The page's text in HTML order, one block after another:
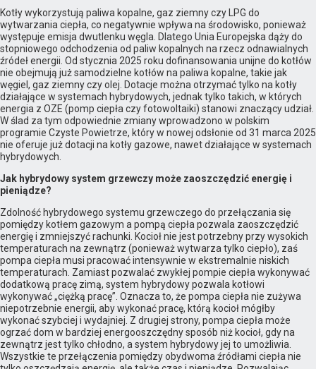
Kotły wykorzystują paliwa kopalne, gaz ziemny czy LPG do
wytwarzania ciepła, co negatywnie wpływa na środowisko, ponieważ
występuje emisja dwutlenku węgla. Dlatego Unia Europejska dąży do
stopniowego odchodzenia od paliw kopalnych na rzecz odnawialnych
źródeł energii. Od stycznia 2025 roku dofinansowania unijne do kotłów
nie obejmują już samodzielne kotłów na paliwa kopalne, takie jak
węgiel, gaz ziemny czy olej. Dotacje można otrzymać tylko na kotły
działające w systemach hybrydowych, jednak tylko takich, w których
energia z OZE (pomp ciepła czy fotowoltaiki) stanowi znaczący udział.
W ślad za tym odpowiednie zmiany wprowadzono w polskim
programie Czyste Powietrze, który w nowej odsłonie od 31 marca 2025
nie oferuje już dotacji na kotły gazowe, nawet działające w systemach
hybrydowych.
Jak hybrydowy system grzewczy może zaoszczędzić energię i
pieniądze?
Zdolność hybrydowego systemu grzewczego do przełączania się
pomiędzy kotłem gazowym a pompą ciepła pozwala zaoszczędzić
energię i zmniejszyć rachunki. Kocioł nie jest potrzebny przy wysokich
temperaturach na zewnątrz (ponieważ wytwarza tylko ciepło), zaś
pompa ciepła musi pracować intensywnie w ekstremalnie niskich
temperaturach. Zamiast pozwalać zwykłej pompie ciepła wykonywać
dodatkową pracę zimą, system hybrydowy pozwala kotłowi
wykonywać „ciężką pracę”. Oznacza to, że pompa ciepła nie zużywa
niepotrzebnie energii, aby wykonać pracę, którą kocioł mógłby
wykonać szybciej i wydajniej. Z drugiej strony, pompa ciepła może
ogrzać dom w bardziej energooszczędny sposób niż kocioł, gdy na
zewnątrz jest tylko chłodno, a system hybrydowy jej to umożliwia.
Wszystkie te przełączenia pomiędzy obydwoma źródłami ciepła nie